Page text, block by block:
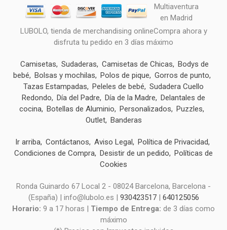
LUBOLO, tienda de merchandising onlineCompra ahora y
disfruta tu pedido en 3 días máximo
Camisetas Sudaderas Camisetas de Chicas
Bodys de
bebé
Bolsas y mochilas Polos de pique
Gorros de punto
Tazas Estampadas
Peleles de bebé
Sudadera Cuello
Redondo
Día del Padre Día de la Madre
Delantales de
cocina Botellas de Aluminio Personalizados
Puzzles
Outlet Banderas
Ir arriba Contáctanos Aviso Legal
Política de Privacidad
Condiciones de Compra Desistir de un pedido
Políticas de
Cookies
Ronda Guinardo 67 Local 2 - 08024 Barcelona, Barcelona -
(España) | info@lubolo.es | 930423517| 640125056
Horario: 9 a 17 horas | Tiempo de Entrega: de 3 días como
máximo